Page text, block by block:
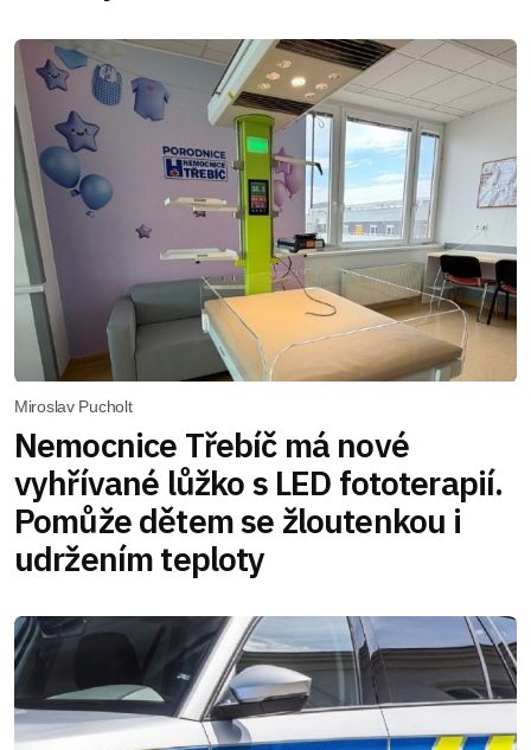
Miroslav Pucholt
Nemocnice Třebíč má nové
vyhřívané lůžko s LED fototerapií.
Pomůže dětem se žloutenkou i
udržením teploty